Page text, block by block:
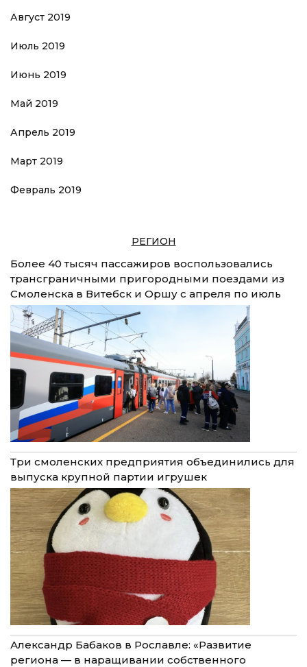
Август 2019
Июль 2019
Июнь 2019
Май 2019
Апрель 2019
Март 2019
Февраль 2019
РЕГИОН
Более 40 тысяч пассажиров воспользовались
трансграничными пригородными поездами из
Смоленска в Витебск и Оршу с апреля по июль
Три смоленских предприятия объединились для
выпуска крупной партии игрушек
Александр Бабаков в Рославле: «Развитие
региона — в наращивании собственного